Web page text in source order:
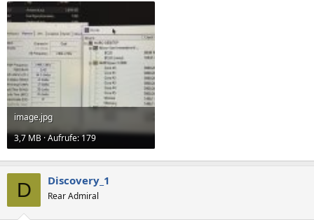
image.jpg
3,7 MB · Aufrufe: 179
D Discovery_1
Rear Admiral